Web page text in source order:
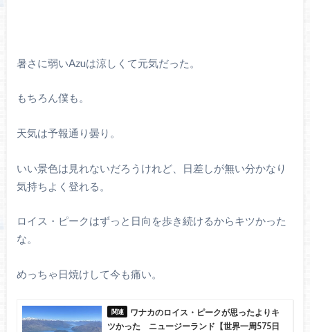
暑さに弱いAzuは涼しくて元気だった。
もちろん僕も。
天気は予報通り曇り。
いい景色は見れないだろうけれど、日差しが無い分かなり
気持ちよく登れる。
ロイス・ピークはずっと日向を歩き続けるからキツかった
な。
めっちゃ日焼けして今も痛い。
ワナカのロイス・ピークが思ったよりキ
ツかった ニュージーランド【世界一周575日